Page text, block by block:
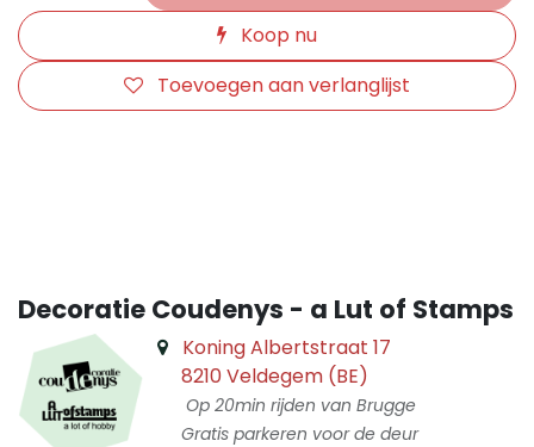
Koop nu
Toevoegen aan verlanglijst
Decoratie Coudenys - a Lut of Stamps
Koning Albertstraat 17
8210 Veldegem (BE)
Op 20min rijden van Brugge
Gratis parkeren voor de deur